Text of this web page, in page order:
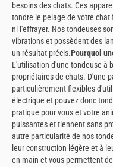
besoins des chats. Ces
tondre le pelage de votre
ni l'effrayer. Nos tondeuses
vibrations et possèdent des
un résultat précis.Pourquoi
L'utilisation d'une tondeuse à
propriétaires de chats. D'une
particulièrement flexibles
électrique et pouvez donc
pratique pour vous et votre
puissantes et tiennent sans
autre particularité de nos
leur construction légère et à
en main et vous permettent